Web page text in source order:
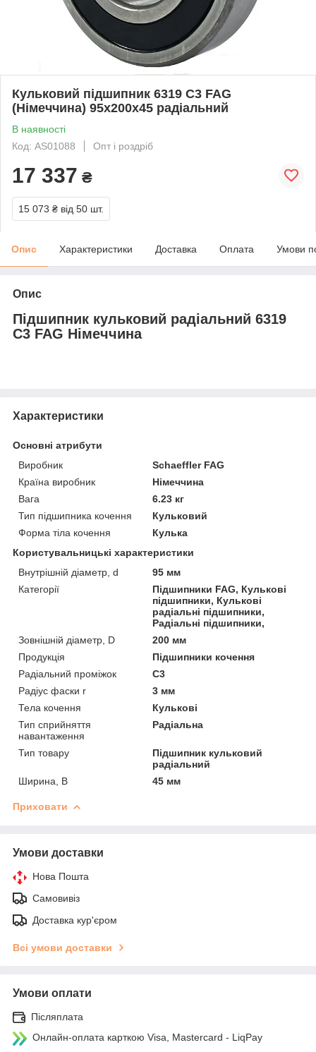
Кульковий підшипник 6319 C3 FAG
(Німеччина) 95x200x45 радіальний
В наявності
Код: AS01088
Опт і роздріб
17 337 ₴
15 073 ₴ від 50 шт.
Опис Характеристики Доставка Оплата Умови
Опис
Підшипник кульковий радіальний 6319
C3 FAG Німеччина
Характеристики
Основні атрибути
Виробник
Schaeffler FAG
Країна виробник
Німеччина
Вага
6.23 кг
Тип підшипника кочення
Кульковий
Форма тіла кочення
Кулька
Користувальницькі характеристики
Внутрішній діаметр, d
95 мм
Категорії
Підшипники FAG, Кулькові
підшипники, Кулькові
радіальні підшипники,
Радіальні підшипники,
Зовнішній діаметр, D
200 мм
Продукція
Підшипники кочення
Радіальний проміжок
C3
Радіус фаски r
3 мм
Тела кочення
Кулькові
Тип сприйняття
навантаження
Радіальна
Тип товару
Підшипник кульковий
радіальний
Ширина, B
45 мм
Приховати
Умови доставки
Нова Пошта
Самовивіз
Доставка кур'єром
Всі умови доставки
Умови оплати
Післяплата
Онлайн-оплата карткою Visa, Mastercard - LiqPay